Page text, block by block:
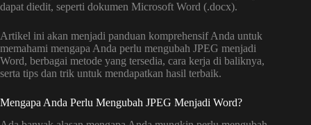
dapat diedit, seperti dokumen Microsoft Word (.docx).
Artikel ini akan menjadi panduan komprehensif Anda untuk
memahami mengapa Anda perlu mengubah JPEG menjadi
Word, berbagai metode yang tersedia, cara kerja di baliknya,
serta tips dan trik untuk mendapatkan hasil terbaik.
Mengapa Anda Perlu Mengubah JPEG Menjadi Word?